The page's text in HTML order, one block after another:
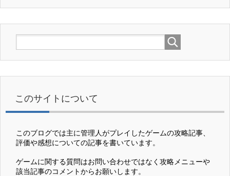
このサイトについて
このブログでは主に管理人がプレイしたゲームの攻略記事、
評価や感想についての記事を書いています。
ゲームに関する質問はお問い合わせではなく攻略メニューや
該当記事のコメントからお願いします。